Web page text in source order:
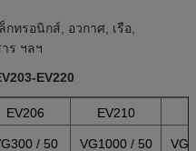
กทรอนิกส์, อวกาศ, เรือ,
ร ฯลฯ
EV220
EV206 EV210
/ 50 VG1000 / 50